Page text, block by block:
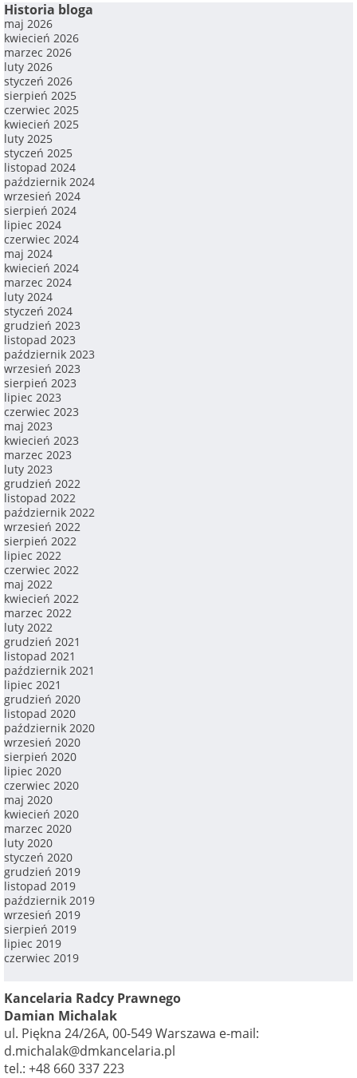
Historia bloga
maj 2026
kwiecień 2026
marzec 2026
luty 2026
styczeń 2026
sierpień 2025
czerwiec 2025
kwiecień 2025
luty 2025
styczeń 2025
listopad 2024
październik 2024
wrzesień 2024
sierpień 2024
lipiec 2024
czerwiec 2024
maj 2024
kwiecień 2024
marzec 2024
luty 2024
styczeń 2024
grudzień 2023
listopad 2023
październik 2023
wrzesień 2023
sierpień 2023
lipiec 2023
czerwiec 2023
maj 2023
kwiecień 2023
marzec 2023
luty 2023
grudzień 2022
listopad 2022
październik 2022
wrzesień 2022
sierpień 2022
lipiec 2022
czerwiec 2022
maj 2022
kwiecień 2022
marzec 2022
luty 2022
grudzień 2021
listopad 2021
październik 2021
lipiec 2021
grudzień 2020
listopad 2020
październik 2020
wrzesień 2020
sierpień 2020
lipiec 2020
czerwiec 2020
maj 2020
kwiecień 2020
marzec 2020
luty 2020
styczeń 2020
grudzień 2019
listopad 2019
październik 2019
wrzesień 2019
sierpień 2019
lipiec 2019
czerwiec 2019
Kancelaria Radcy Prawnego
Damian Michalak
ul. Piękna 24/26A, 00-549 Warszawa e-mail:
d.michalak@dmkancelaria.pl
tel.: +48 660 337 223